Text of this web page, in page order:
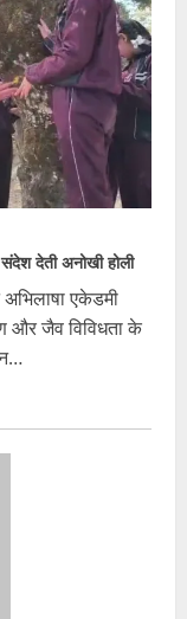
देती अनोखी होली
एकेडमी
और जैव विविधता के